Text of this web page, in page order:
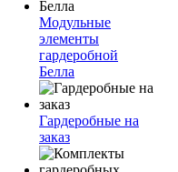
Модульные
элементы
гардеробной
Белла
Гардеробные на
заказ